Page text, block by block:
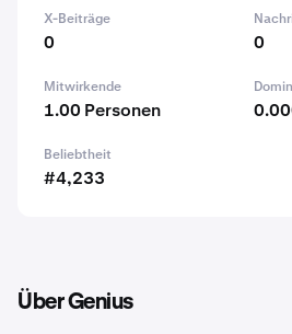
X-Beiträge
0 0
Mitwirkende
1.00 Personen
Beliebtheit
#4,233
Über Genius